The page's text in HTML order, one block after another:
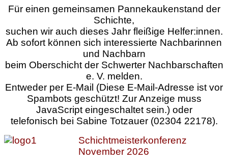
Für einen gemeinsamen Pannekaukenstand der
Schichte,
suchen wir auch dieses Jahr fleißige Helfer:innen.
Ab sofort können sich interessierte Nachbarinnen
und Nachbarn
beim Oberschicht der Schwerter Nachbarschaften
e. V. melden.
Entweder per E-Mail (Diese E-Mail-Adresse ist vor
Spambots geschützt! Zur Anzeige muss
JavaScript eingeschaltet sein.) oder
telefonisch bei Sabine Totzauer (02304 22178).
Schichtmeisterkonferenz
November 2026